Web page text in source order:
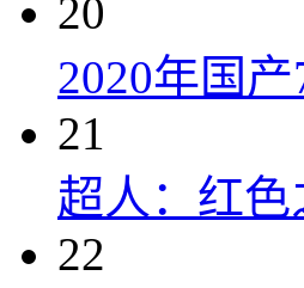
20
2020年国
21
超人：红色
22